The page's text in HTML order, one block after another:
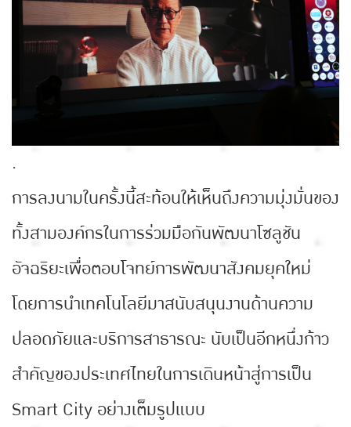
.
การลงนามในครั้งนี้สะท้อนให้เห็นถึงความมุ่งมั่นของ
ทั้งสามองค์กรในการร่วมมือกันพัฒนาโซลูชัน
อัจฉริยะเพื่อตอบโจทย์การพัฒนาสังคมยุคใหม่
โดยการนำเทคโนโลยีมาสนับสนุนงานด้านความ
ปลอดภัยและบริการสาธารณะ นับเป็นอีกหนึ่งก้าว
สำคัญของประเทศไทยในการเดินหน้าสู่การเป็น
Smart City อย่างเต็มรูปแบบ